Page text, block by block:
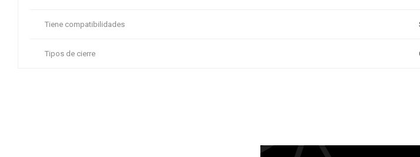
Tiene compatibilidades
Tipos de cierre